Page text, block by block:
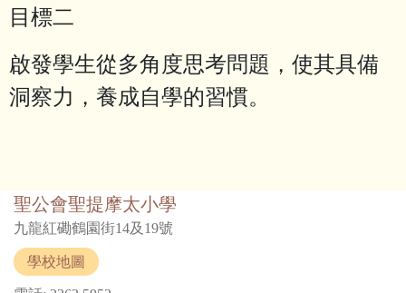
目標二
啟發學生從多角度思考問題，使其具備
洞察力，養成自學的習慣。
聖公會聖提摩太小學
九龍紅磡鶴園街14及19號
學校地圖